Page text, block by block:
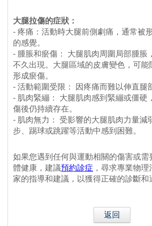
大腿拉傷的症狀：
- 疼痛：活動時大腿前側劇痛，通常被
的感覺。
- 腫脹和瘀傷： 大腿肌肉周圍局部腫脹
不久出現。大腿區域的皮膚變色，可能
形成瘀傷。
- 活動範圍受限： 因疼痛而難以伸直腿
- 肌肉緊繃： 大腿肌肉感到緊繃或僵硬
傷後仍持續存在。
- 肌肉無力： 受影響的大腿肌肉力量減
步、踢球或跳躍等活動中感到困難。
如果您遇到任何與運動相關的傷害或需
體健康，建議預約診症 ，尋求專業物
家的指導和建議，以獲得正確的診斷和
返回